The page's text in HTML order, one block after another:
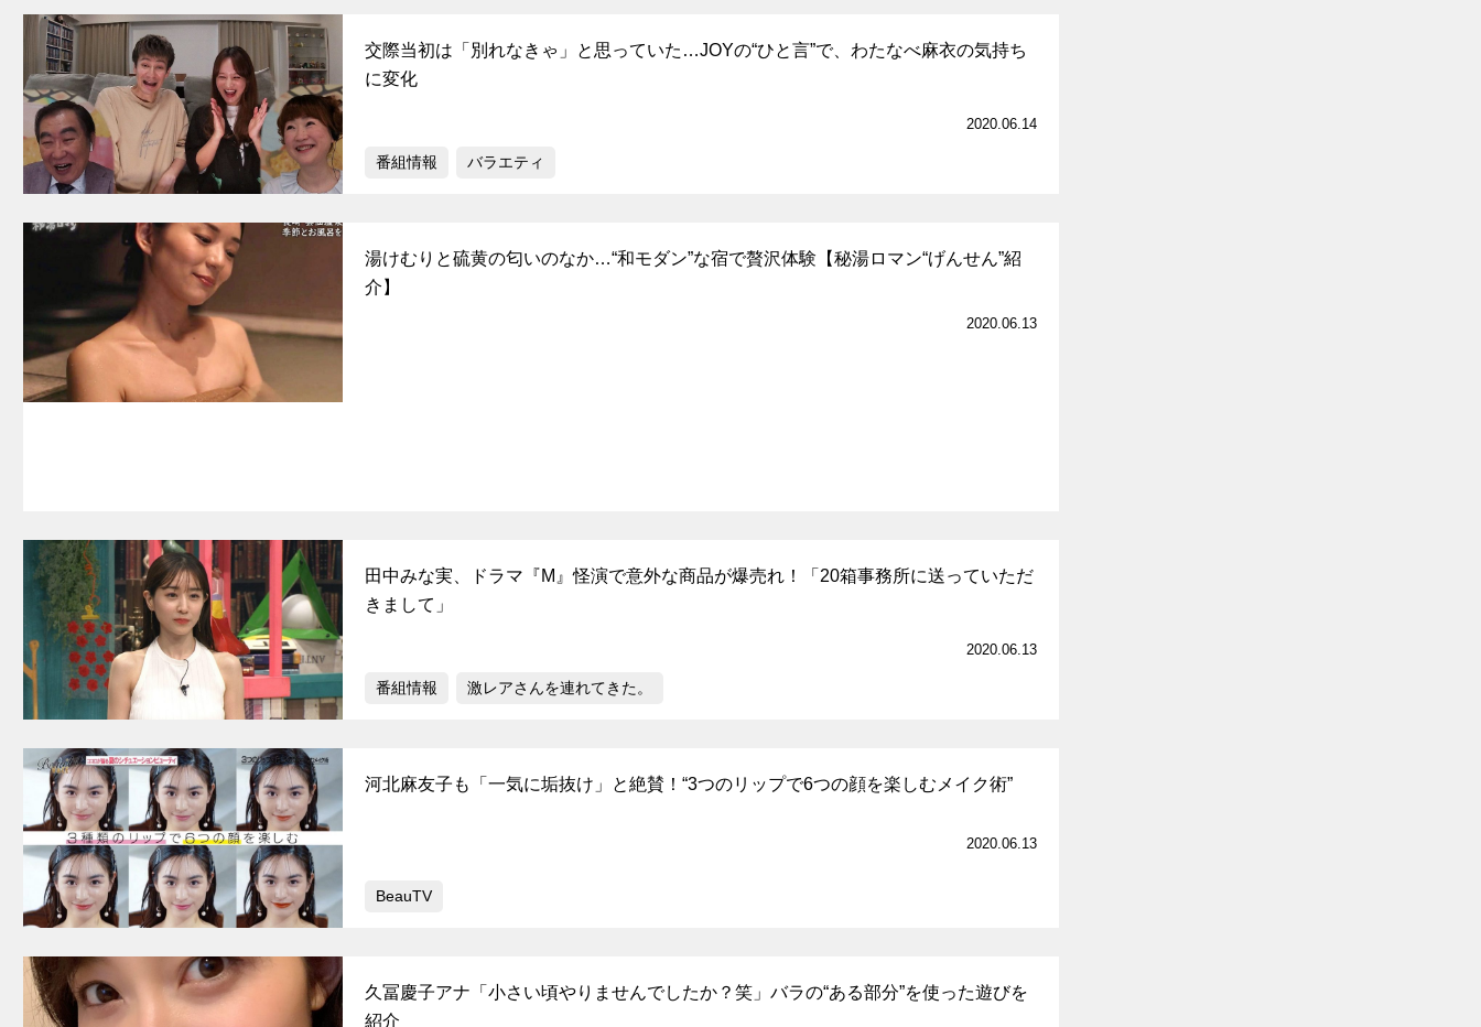
交際当初は「別れなきゃ」と思っていた…JOYの“ひと言”で、わたなべ麻衣の気持ち
に変化
2020.06.14
番組情報 バラエティ
湯けむりと硫黄の匂いのなか…“和モダン”な宿で贅沢体験【秘湯ロマン“げんせん”紹
介】
2020.06.13
田中みな実、ドラマ『M』怪演で意外な商品が爆売れ！「20箱事務所に送っていただ
きまして」
2020.06.13
番組情報 激レアさんを連れてきた。
河北麻友子も「一気に垢抜け」と絶賛！“3つのリップで6つの顔を楽しむメイク術”
2020.06.13
BeauTV
久冨慶子アナ「小さい頃やりませんでしたか？笑」バラの“ある部分”を使った遊びを
紹介